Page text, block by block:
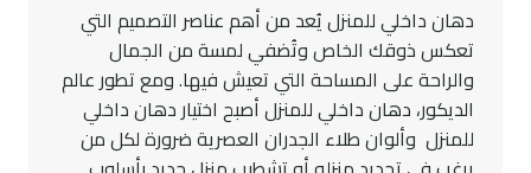
دهان داخلي للمنزل يُعد من أهم عناصر التصميم التي
تعكس ذوقك الخاص وتُضفي لمسة من الجمال
والراحة على المساحة التي تعيش فيها. ومع تطور عالم
الديكور، دهان داخلي للمنزل أصبح اختيار دهان داخلي
للمنزل وألوان طلاء الجدران العصرية ضرورة لكل من